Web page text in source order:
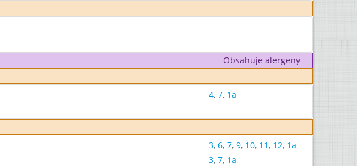
Obsahuje alergeny
4, 7, 1a
3, 6, 7, 9, 10, 11, 12, 1a
3, 7, 1a